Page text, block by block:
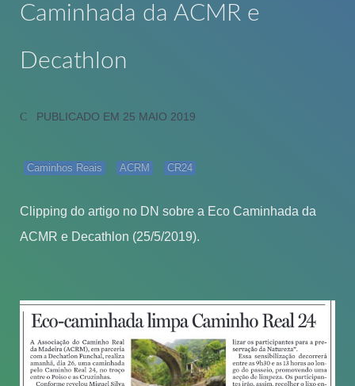
Caminhada da ACMR e
Decathlon
PUBLICADO EM 25 MAIO 2019
Caminhos Reais ACRM CR24
Clipping do artigo no DN sobre a Eco Caminhada da
ACMR e Decathlon (25/5/2019).